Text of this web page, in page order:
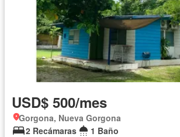
USD$ 500/mes
Gorgona, Nueva Gorgona
2 Recámaras
1 Baño